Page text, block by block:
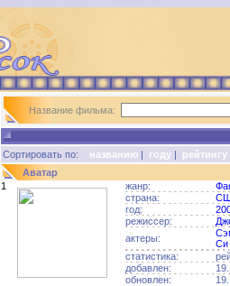
Название фильма:
Сортировать по: названию | году | рейтингу
Аватар
1
жанр:
страна:
год:
режиссер:
актеры:
Си
статистика:
добавлен:
обновлен: